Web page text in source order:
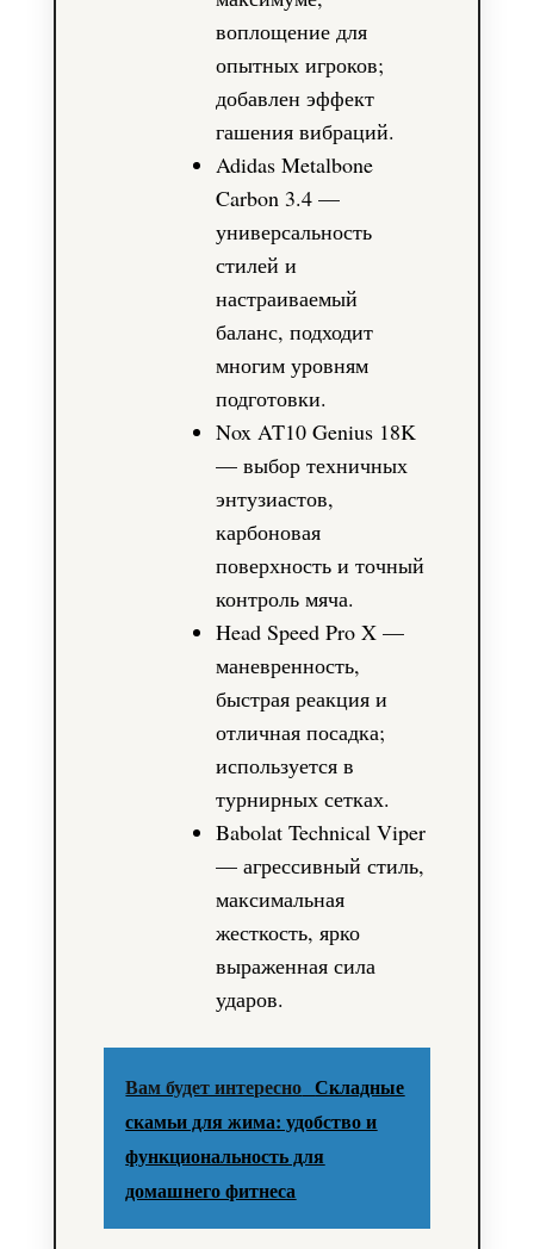
воплощение для
опытных игроков;
добавлен эффект
гашения вибраций.
Adidas Metalbone
Carbon 3.4 —
универсальность
стилей и
настраиваемый
баланс, подходит
многим уровням
подготовки.
Nox AT10 Genius 18K
— выбор техничных
энтузиастов,
карбоновая
поверхность и точный
контроль мяча.
Head Speed Pro X —
маневренность,
быстрая реакция и
отличная посадка;
используется в
турнирных сетках.
Babolat Technical Viper
— агрессивный стиль,
максимальная
жесткость, ярко
выраженная сила
ударов.
Вам будет интересно Складные
скамьи для жима: удобство и
функциональность для
домашнего фитнеса